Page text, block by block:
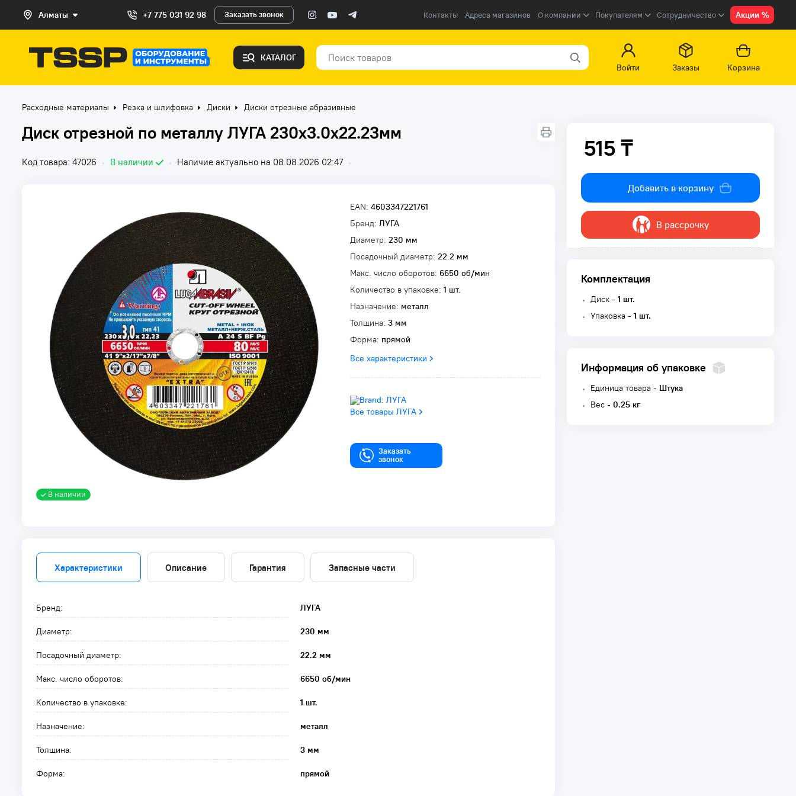
Алматы +7 775 031 92 98 Заказать звонок Контакты Адреса магазинов О компании Покупателям Сотрудничество Акции %
КАТАЛОГ
Войти
Заказы Корзина
Расходные материалы Резка и шлифовка Диски Диски отрезные абразивные
Диск отрезной по металлу ЛУГА 230x3.0x22.23мм
Код товара: 47026 • В наличии • Наличие актуально на 08.08.2026 02:47 •
В наличии
EAN: 4603347221761
Бренд: ЛУГА
Диаметр: 230 мм
Посадочный диаметр: 22.2 мм
Макс. число оборотов: 6650 об/мин
Количество в упаковке: 1 шт.
Назначение: металл
Толщина: 3 мм
Форма: прямой
Все характеристики
Все товары ЛУГА
Заказать
звонок
515 ₸
515 ₸
Добавить в корзину
В рассрочку
Комплектация
Диск - 1 шт.
Упаковка - 1 шт.
Информация об упаковке
Единица товара - Штука
Вес - 0.25 кг
Характеристики Описание Гарантия Запасные части
Бренд: ЛУГА
Диаметр: 230 мм
Посадочный диаметр: 22.2 мм
Макс. число оборотов: 6650 об/мин
Количество в упаковке: 1 шт.
Назначение: металл
Толщина: 3 мм
Форма: прямой